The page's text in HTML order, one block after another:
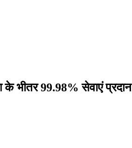
के भीतर 99.98% सेवाएं